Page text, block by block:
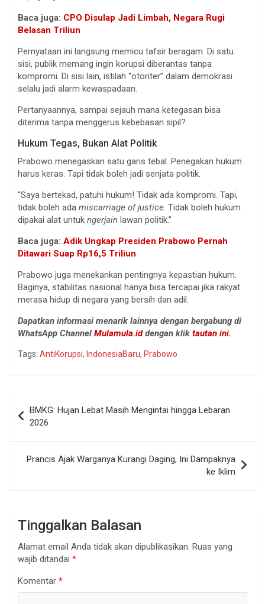
Baca juga: CPO Disulap Jadi Limbah, Negara Rugi
Belasan Triliun
Pernyataan ini langsung memicu tafsir beragam. Di satu
sisi, publik memang ingin korupsi diberantas tanpa
kompromi. Di sisi lain, istilah “otoriter” dalam demokrasi
selalu jadi alarm kewaspadaan.
Pertanyaannya, sampai sejauh mana ketegasan bisa
diterima tanpa menggerus kebebasan sipil?
Hukum Tegas, Bukan Alat Politik
Prabowo menegaskan satu garis tebal. Penegakan hukum
harus keras. Tapi tidak boleh jadi senjata politik.
“Saya bertekad, patuhi hukum! Tidak ada kompromi. Tapi,
tidak boleh ada miscarriage of justice. Tidak boleh hukum
dipakai alat untuk ngerjain lawan politik.”
Baca juga: Adik Ungkap Presiden Prabowo Pernah
Ditawari Suap Rp16,5 Triliun
Prabowo juga menekankan pentingnya kepastian hukum.
Baginya, stabilitas nasional hanya bisa tercapai jika rakyat
merasa hidup di negara yang bersih dan adil.
Dapatkan informasi menarik lainnya dengan bergabung di
WhatsApp Channel Mulamula.iddengan klik tautan ini.
Tags: AntiKorupsi, IndonesiaBaru, Prabowo
pos
BMKG: Hujan Lebat Masih Mengintai hingga Lebaran
2026
Prancis Ajak Warganya Kurangi Daging, Ini Dampaknya
ke Iklim
Tinggalkan Balasan
Alamat email Anda tidak akan dipublikasikan. Ruas yang
wajib ditandai *
Komentar *